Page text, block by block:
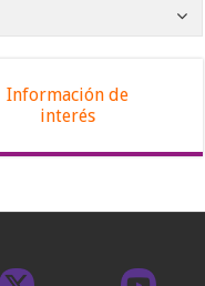
Información de
interés